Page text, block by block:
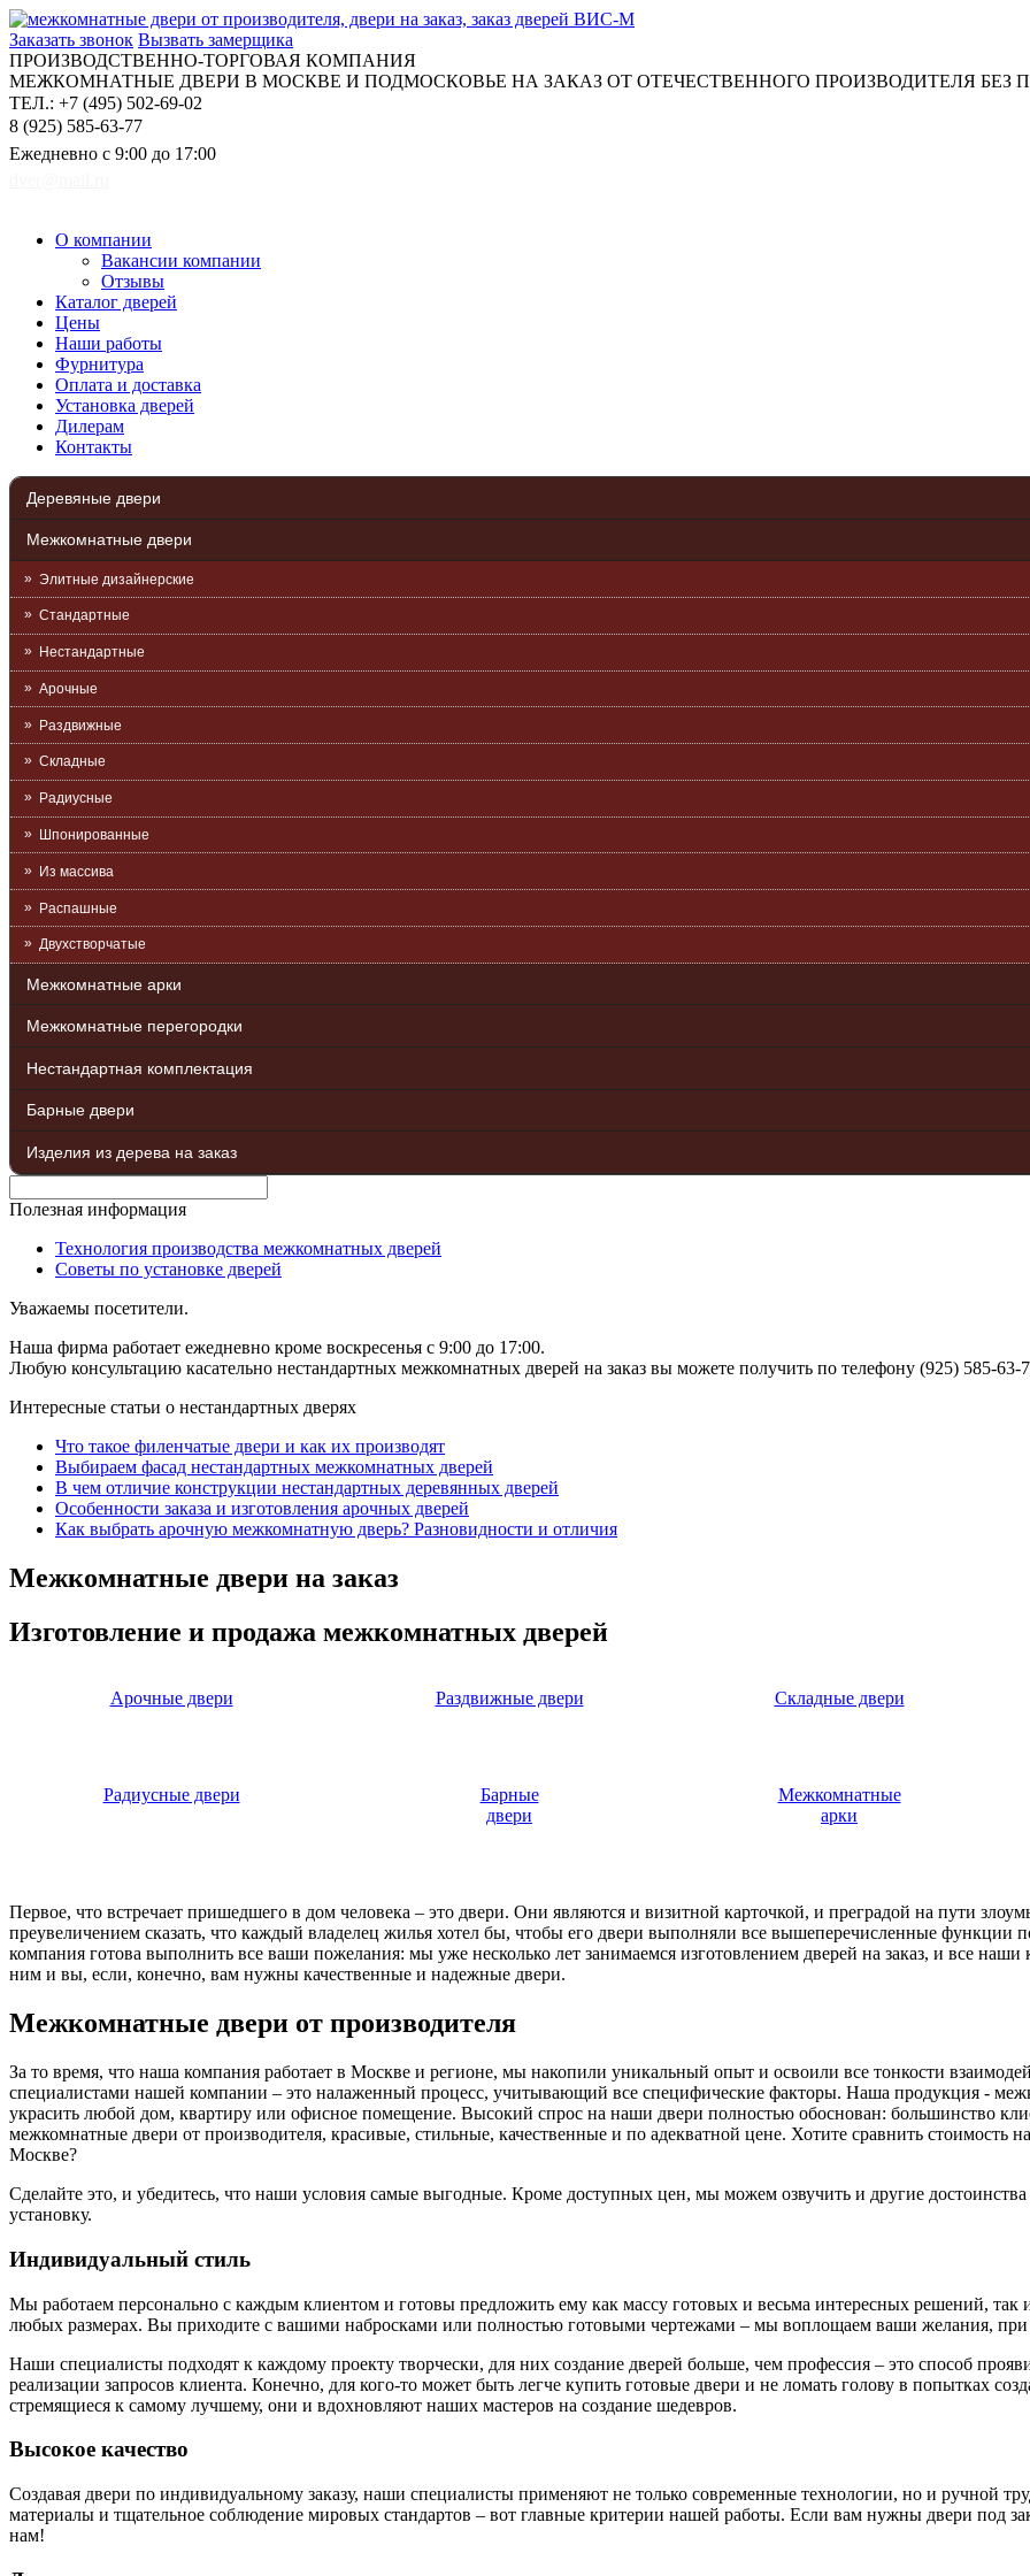
Заказать звонок Вызвать замерщика
ПРОИЗВОДСТВЕННО-ТОРГОВАЯ КОМПАНИЯ
МЕЖКОМНАТНЫЕ ДВЕРИ В МОСКВЕ И ПОДМОСКОВЬЕ НА ЗАКАЗ ОТ ОТЕЧЕСТВЕННОГО ПРОИЗВОДИТЕЛЯ БЕЗ
ТЕЛ.: +7 (495) 502-69-02
8 (925) 585-63-77
Ежедневно с 9:00 до 17:00
О компании
Вакансии компании
Отзывы
Каталог дверей
Цены
Наши работы
Фурнитура
Оплата и доставка
Установка дверей
Дилерам
Контакты
Деревяные двери
Межкомнатные двери
Элитные дизайнерские
Стандартные
Нестандартные
Арочные
Раздвижные
Складные
Радиусные
Шпонированные
Из массива
Распашные
Двухстворчатые
Межкомнатные арки
Межкомнатные перегородки
Нестандартная комплектация
Барные двери
Изделия из дерева на заказ
Полезная информация
Технология производства межкомнатных дверей
Советы по установке дверей
Уважаемы посетители.
Наша фирма работает ежедневно кроме воскресенья с 9:00 до 17:00.
Любую консультацию касательно нестандартных межкомнатных дверей на заказ вы можете получить по телефону (925) 585-63-
Интересные статьи о нестандартных дверях
Что такое филенчатые двери и как их производят
Выбираем фасад нестандартных межкомнатных дверей
В чем отличие конструкции нестандартных деревянных дверей
Особенности заказа и изготовления арочных дверей
Как выбрать арочную межкомнатную дверь? Разновидности и отличия
Межкомнатные двери на заказ
Изготовление и продажа межкомнатных дверей
Арочные двери Раздвижные двери Складные двери
Радиусные двери
Барные
двери
Межкомнатные
арки
Первое, что встречает пришедшего в дом человека – это двери. Они являются и визитной карточкой, и преградой на пути
преувеличением сказать, что каждый владелец жилья хотел бы, чтобы его двери выполняли все вышеперечисленные
компания готова выполнить все ваши пожелания: мы уже несколько лет занимаемся изготовлением дверей на заказ, и все
ним и вы, если, конечно, вам нужны качественные и надежные двери.
Межкомнатные двери от производителя
За то время, что наша компания работает в Москве и регионе, мы накопили уникальный опыт и освоили все тонкости
специалистами нашей компании – это налаженный процесс, учитывающий все специфические факторы. Наша продукция -
украсить любой дом, квартиру или офисное помещение. Высокий спрос на наши двери полностью обоснован: большинство
межкомнатные двери от производителя, красивые, стильные, качественные и по адекватной цене. Хотите сравнить
Москве?
Сделайте это, и убедитесь, что наши условия самые выгодные. Кроме доступных цен, мы можем озвучить и другие
установку.
Индивидуальный стиль
Мы работаем персонально с каждым клиентом и готовы предложить ему как массу готовых и весьма интересных решений, так
любых размерах. Вы приходите с вашими набросками или полностью готовыми чертежами – мы воплощаем ваши желания, при
Наши специалисты подходят к каждому проекту творчески, для них создание дверей больше, чем профессия – это способ
реализации запросов клиента. Конечно, для кого-то может быть легче купить готовые двери и не ломать голову в попытках
стремящиеся к самому лучшему, они и вдохновляют наших мастеров на создание шедевров.
Высокое качество
Создавая двери по индивидуальному заказу, наши специалисты применяют не только современные технологии, но и ручной
материалы и тщательное соблюдение мировых стандартов – вот главные критерии нашей работы. Если вам нужны двери под
нам!